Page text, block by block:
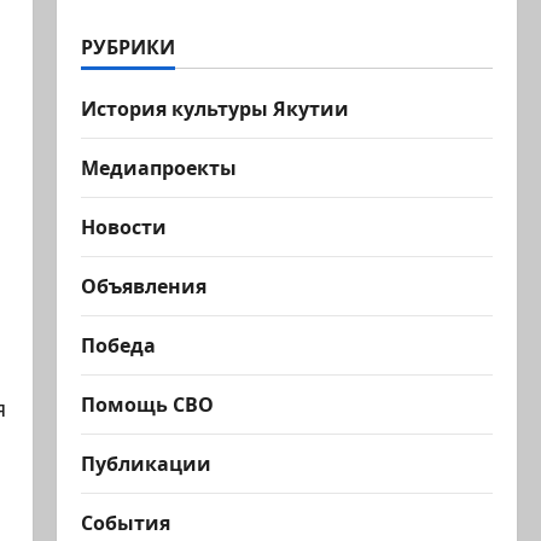
РУБРИКИ
История культуры Якутии
Медиапроекты
Новости
Объявления
Победа
Помощь СВО
Публикации
События